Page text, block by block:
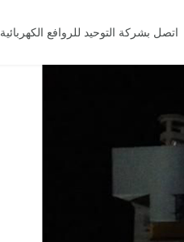
اتصل بشركة التوحيد للروافع الكهربائية